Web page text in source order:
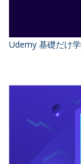
Udemy 基礎だけ